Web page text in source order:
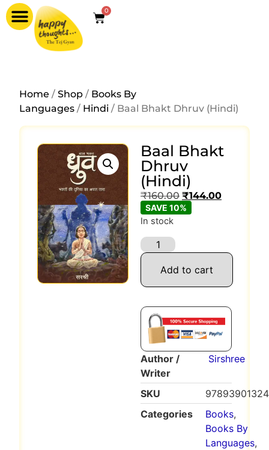
0
Home /Shop / Books By
Languages / Hindi / Baal Bhakt Dhruv (Hindi)
Baal Bhakt
Dhruv
(Hindi)
₹160.00 ₹144.00
SAVE 10%
In stock
Add to cart
Author /
Writer
Sirshree
SKU
Categories
Books,
Books By
Languages,